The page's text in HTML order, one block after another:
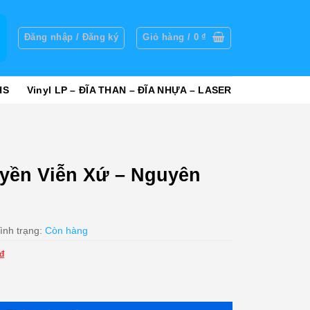
Đăng nhập / Đăng ký Giỏ hàng / 0₫
Vinyl LP – ĐĨA THAN – ĐĨA NHỰA – LASER
Viễn Xứ – Nguyên
trạng: Còn hàng
Giá
là: